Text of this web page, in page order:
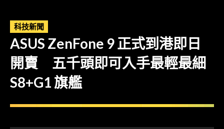
科技新聞
ASUS ZenFone 9 正式到港即日
開賣 五千頭即可入手最輕最細
S8+G1 旗艦